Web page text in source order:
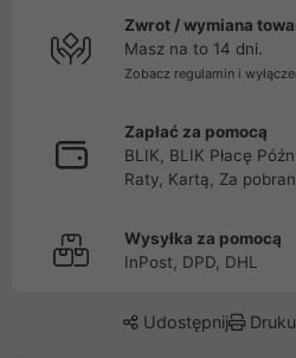
Zwrot / wymiana
Masz na to 14 dni.
Zobacz regulamin i
Zapłać za pomocą
BLIK, BLIK Płacę
Raty, Kartą, Za
Wysyłka za pomocą
InPost, DPD, DHL
Udostępnij